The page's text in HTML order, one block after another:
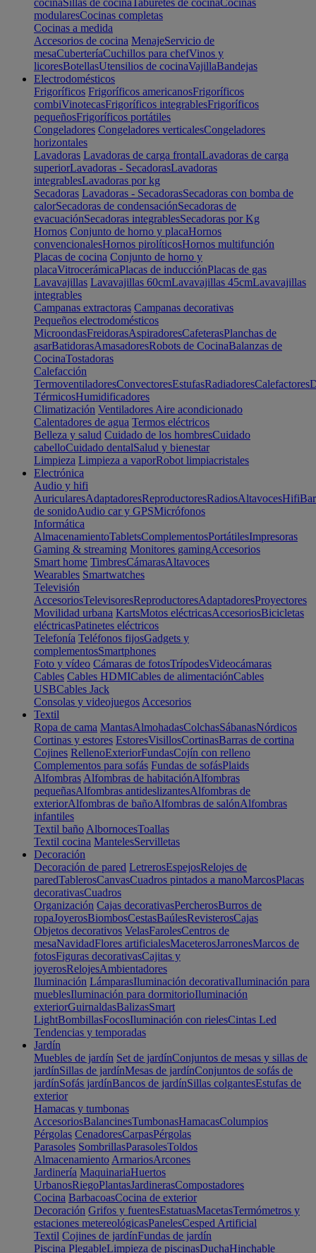
cocinaSillas de cocinaTaburetes de cocinaCocinas
modularesCocinas completas
Cocinas a medida
Accesorios de cocina MenajeServicio de
mesaCuberteríaCuchillos para chefVinos y
licoresBotellasUtensilios de cocinaVajillaBandejas
Electrodomésticos
Frigoríficos Frigoríficos americanosFrigoríficos
combiVinotecasFrigoríficos integrablesFrigoríficos
pequeñosFrigoríficos portátiles
Congeladores Congeladores verticalesCongeladores
horizontales
Lavadoras Lavadoras de carga frontalLavadoras de carga
superiorLavadoras - SecadorasLavadoras
integrablesLavadoras por kg
Secadoras Lavadoras - SecadorasSecadoras con bomba de
calorSecadoras de condensaciónSecadoras de
evacuaciónSecadoras integrablesSecadoras por Kg
Hornos Conjunto de horno y placaHornos
convencionalesHornos pirolíticosHornos multifunción
Placas de cocina Conjunto de horno y
placaVitrocerámicaPlacas de inducciónPlacas de gas
Lavavajillas Lavavajillas 60cmLavavajillas 45cmLavavajillas
integrables
Campanas extractoras Campanas decorativas
Pequeños electrodomésticos
MicroondasFreidorasAspiradoresCafeterasPlanchas de
asarBatidorasAmasadoresRobots de CocinaBalanzas de
CocinaTostadoras
Calefacción
TermoventiladoresConvectoresEstufasRadiadoresCalefactores
TérmicosHumidificadores
Climatización Ventiladores Aire acondicionado
Calentadores de agua Termos eléctricos
Belleza y salud Cuidado de los hombresCuidado
cabelloCuidado dentalSalud y bienestar
Limpieza Limpieza a vaporRobot limpiacristales
Electrónica
Audio y hifi
AuricularesAdaptadoresReproductoresRadiosAltavocesHifi
de sonidoAudio car y GPSMicrófonos
Informática
AlmacenamientoTabletsComplementosPortátilesImpresoras
Gaming & streaming Monitores gamingAccesorios
Smart home TimbresCámarasAltavoces
Wearables Smartwatches
Televisión
AccesoriosTelevisoresReproductoresAdaptadoresProyectores
Movilidad urbana KartsMotos eléctricasAccesoriosBicicletas
eléctricasPatinetes eléctricos
Telefonía Teléfonos fijosGadgets y
complementosSmartphones
Foto y vídeo Cámaras de fotosTrípodesVideocámaras
Cables Cables HDMICables de alimentaciónCables
USBCables Jack
Consolas y videojuegos Accesorios
Textil
Ropa de cama MantasAlmohadasColchasSábanasNórdicos
Cortinas y estores EstoresVisillosCortinasBarras de cortina
Cojines RellenoExteriorFundasCojín con relleno
Complementos para sofás Fundas de sofásPlaids
Alfombras Alfombras de habitaciónAlfombras
pequeñasAlfombras antideslizantesAlfombras de
exteriorAlfombras de bañoAlfombras de salónAlfombras
infantiles
Textil baño AlbornocesToallas
Textil cocina MantelesServilletas
Decoración
Decoración de pared LetrerosEspejosRelojes de
paredTablerosCanvasCuadros pintados a manoMarcosPlacas
decorativasCuadros
Organización Cajas decorativasPercherosBurros de
ropaJoyerosBiombosCestasBaúlesRevisterosCajas
Objetos decorativos VelasFarolesCentros de
mesaNavidadFlores artificialesMaceterosJarronesMarcos de
fotosFiguras decorativasCajitas y
joyerosRelojesAmbientadores
Iluminación LámparasIluminación decorativaIluminación para
mueblesIluminación para dormitorioIluminación
exteriorGuirnaldasBalizasSmart
LightBombillasFocosIluminación con rielesCintas Led
Tendencias y temporadas
Jardín
Muebles de jardín Set de jardínConjuntos de mesas y sillas de
jardínSillas de jardínMesas de jardínConjuntos de sofás de
jardínSofás jardínBancos de jardínSillas colgantesEstufas de
exterior
Hamacas y tumbonas
AccesoriosBalancinesTumbonasHamacasColumpios
Pérgolas CenadoresCarpasPérgolas
Parasoles SombrillasParasolesToldos
Almacenamiento ArmariosArcones
Jardinería MaquinariaHuertos
UrbanosRiegoPlantasJardinerasCompostadores
Cocina BarbacoasCocina de exterior
Decoración Grifos y fuentesEstatuasMacetasTermómetros y
estaciones metereológicasPanelesCesped Artificial
Textil Cojines de jardínFundas de jardín
Piscina PlegableLimpieza de piscinasDuchaHinchable